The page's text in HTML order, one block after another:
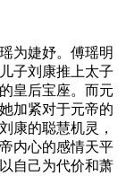
为婕妤。傅瑶明
子刘康推上太子
皇后宝座。而元
加紧对于元帝的
康的聪慧机灵，
内心的感情天平
自己为代价和萧